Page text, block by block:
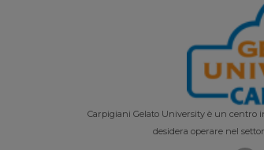
Carpigiani Gelato University è un centro
desidera operare nel